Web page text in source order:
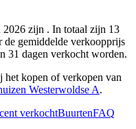
2026 zijn . In totaal zijn 13
gemiddelde verkoopprijs
31 dagen verkocht worden.
kopen of verkopen van
Westerwoldse A.
verkochtBuurtenFAQ